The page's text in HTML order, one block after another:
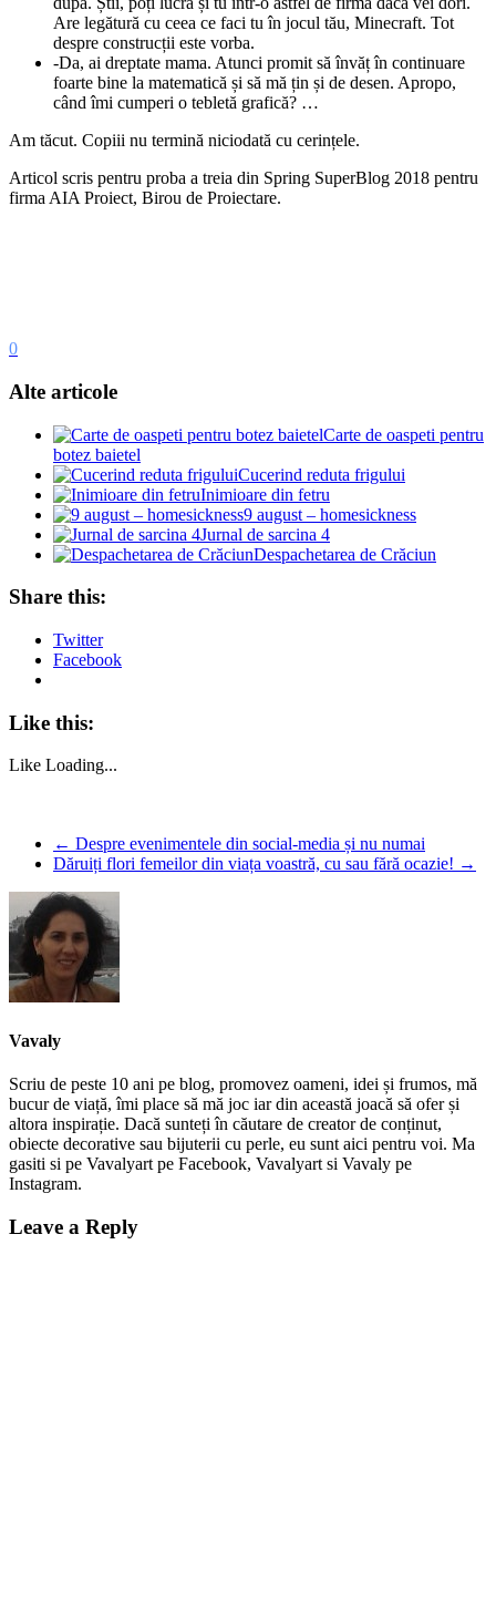
Are legătură cu ceea ce faci tu în jocul tău, Minecraft. Tot
despre construcții este vorba.
-Da, ai dreptate mama. Atunci promit să învăț în continuare
foarte bine la matematică și să mă țin și de desen. Apropo,
când îmi cumperi o tebletă grafică? …
Am tăcut. Copiii nu termină niciodată cu cerințele.
Articol scris pentru proba a treia din Spring SuperBlog 2018 pentru
firma AIA Proiect, Birou de Proiectare.
0
Alte articole
Carte de oaspeti pentru
botez baietel
Cucerind reduta frigului
Inimioare din fetru
9 august – homesickness
Jurnal de sarcina 4
Despachetarea de Crăciun
Share this:
Twitter
Facebook
Like this:
Like Loading...
← Despre evenimentele din social-media și nu numai
Dăruiți flori femeilor din viața voastră, cu sau fără ocazie! →
Vavaly
Scriu de peste 10 ani pe blog, promovez oameni, idei și frumos, mă
bucur de viață, îmi place să mă joc iar din această joacă să ofer și
altora inspirație. Dacă sunteți în căutare de creator de conținut,
obiecte decorative sau bijuterii cu perle, eu sunt aici pentru voi. Ma
gasiti si pe Vavalyart pe Facebook, Vavalyart si Vavaly pe
Instagram.
Leave a Reply